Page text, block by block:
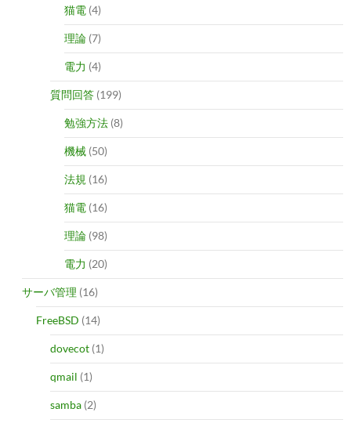
猫電 (4)
理論 (7)
電力 (4)
質問回答 (199)
勉強方法 (8)
機械 (50)
法規 (16)
猫電 (16)
理論 (98)
電力 (20)
サーバ管理 (16)
FreeBSD (14)
dovecot (1)
qmail (1)
samba (2)